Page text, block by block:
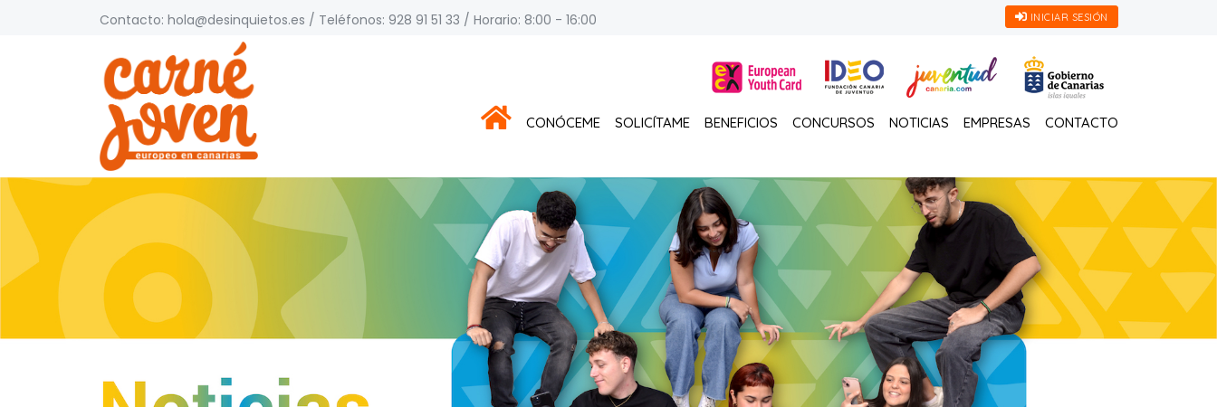
Contacto: hola@desinquietos.es / Teléfonos: 928 91 51 33 / Horario: 8:00 - 16:00 INICIAR SESIÓN
CONÓCEME SOLICÍTAME BENEFICIOS CONCURSOS NOTICIAS EMPRESAS CONTACTO